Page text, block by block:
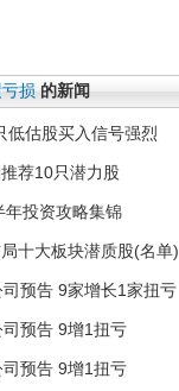
损 的新闻
低估股买入信号强烈
荐10只潜力股
年投资攻略集锦
十大板块潜质股(名单)
预告 9家增长1家扭亏
预告 9增1扭亏
预告 9增1扭亏